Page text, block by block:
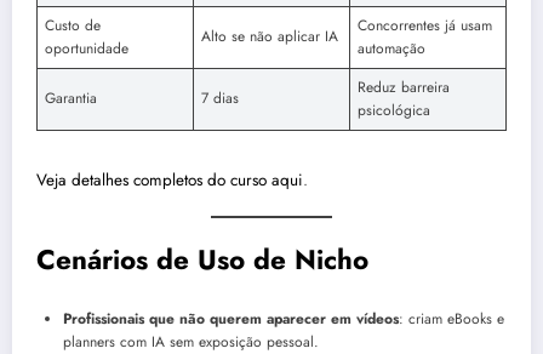
Custo de
oportunidade
Alto se não aplicar IA
Concorrentes já usam
automação
Garantia 7 dias
Reduz barreira
psicológica
Veja detalhes completos do curso aqui.
Cenários de Uso de Nicho
Profissionais que não querem aparecer em vídeos: criam eBooks e
planners com IA sem exposição pessoal.